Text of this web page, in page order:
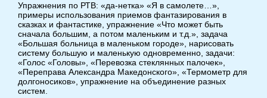
Упражнения по РТВ: «да-нетка» «Я в самолете…»,
примеры использования приемов фантазирования в
сказках и фантастике, упражнение «Что может быть
сначала большим, а потом маленьким и т.д.», задача
«Большая больница в маленьком городе», нарисовать
систему большую и маленькую одновременно, задачи:
«Голос «Головы», «Перевозка стеклянных палочек»,
«Переправа Александра Македонского», «Термометр для
долгоносиков», упражнение на объединение разных
систем.